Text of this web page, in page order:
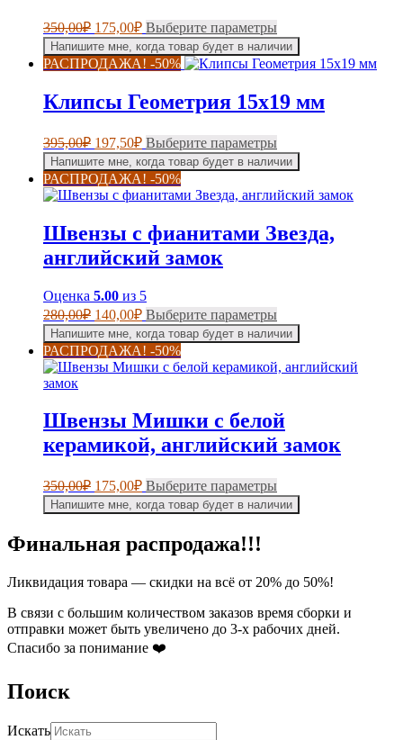
350,00₽ Первоначальная
цена
составляла
350,00₽.
175,00₽Текущая
цена:
175,00₽.
Выберите параметрыЭтот
товар
имеет
несколько
Опции
выбрать
на
странице
Напишите мне, когда товар будет в наличии
РАСПРОДАЖА! -50%
Клипсы Геометрия 15х19 мм
395,00₽ Первоначальная
цена
составляла
395,00₽.
197,50₽Текущая
цена:
197,50₽.
Выберите параметрыЭтот
товар
имеет
несколько
вариаций.
можно
Напишите мне, когда товар будет в наличии
РАСПРОДАЖА! -50%
Швензы с фианитами Звезда,
английский замок
Оценка 5.00 из 5
280,00₽ Первоначальная
цена
составляла
280,00₽.
140,00₽Текущая
цена:
140,00₽.
Выберите параметрыЭтот
товар
имеет
несколько
вариаций.
выбрать
на
странице
Напишите мне, когда товар будет в наличии
РАСПРОДАЖА! -50%
Швензы Мишки с белой
керамикой, английский замок
350,00₽ Первоначальная
цена
составляла
175,00₽Текущая
цена:
175,00₽.
Выберите параметрыЭтот
товар
имеет
можно
на
странице
Напишите мне, когда товар будет в наличии
Финальная распродажа!!!
Ликвидация товара — скидки на всё от 20% до 50%!
В связи с большим количеством заказов время сборки и
отправки может быть увеличено до 3-х рабочих дней.
Спасибо за понимание ❤️
Поиск
Искать